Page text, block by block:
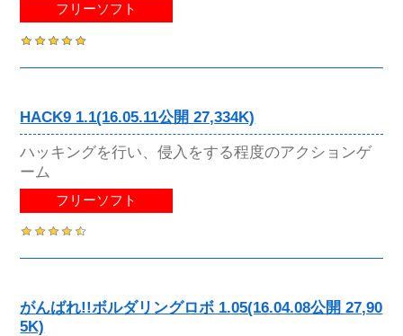
フリーソフト
HACK9 1.1(16.05.11公開 27,334K)
ハッキングを行い、侵入をする程度のアクションゲ
ーム
フリーソフト
がんばれ!!ボルダリングロボ 1.05(16.04.08公開 27,90
5K)